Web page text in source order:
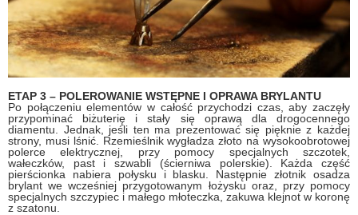
ETAP 3 – POLEROWANIE WSTĘPNE I OPRAWA BRYLANTU
Po połączeniu elementów w całość przychodzi czas, aby zaczęły
przypominać biżuterię i stały się oprawą dla drogocennego
diamentu. Jednak, jeśli ten ma prezentować się pięknie z każdej
strony, musi lśnić. Rzemieślnik wygładza złoto na wysokoobrotowej
polerce elektrycznej, przy pomocy specjalnych szczotek,
wałeczków, past i szwabli (ścierniwa polerskie). Każda część
pierścionka nabiera połysku i blasku. Następnie złotnik osadza
brylant we wcześniej przygotowanym łożysku oraz, przy pomocy
specjalnych szczypiec i małego młoteczka, zakuwa klejnot w koronę
z szatonu.